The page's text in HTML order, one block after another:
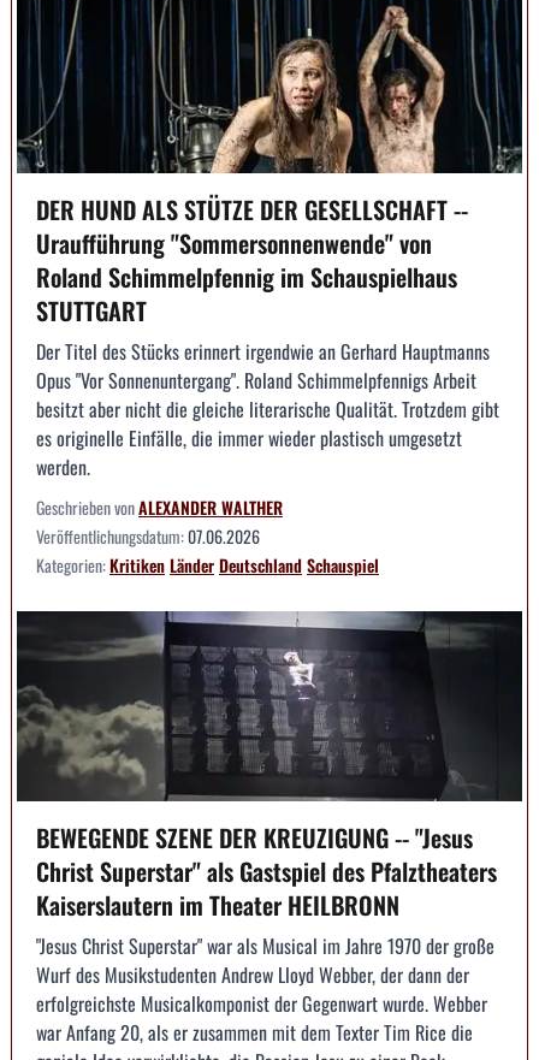
DER HUND ALS STÜTZE DER GESELLSCHAFT --
Uraufführung "Sommersonnenwende" von
Roland Schimmelpfennig im Schauspielhaus
STUTTGART
Der Titel des Stücks erinnert irgendwie an Gerhard Hauptmanns
Opus "Vor Sonnenuntergang". Roland Schimmelpfennigs Arbeit
besitzt aber nicht die gleiche literarische Qualität. Trotzdem gibt
es originelle Einfälle, die immer wieder plastisch umgesetzt
werden.
Geschrieben vonALEXANDER WALTHER
Veröffentlichungsdatum:07.06.2026
Kategorien:KritikenLänderDeutschlandSchauspiel
BEWEGENDE SZENE DER KREUZIGUNG -- "Jesus
Christ Superstar" als Gastspiel des Pfalztheaters
Kaiserslautern im Theater HEILBRONN
"Jesus Christ Superstar" war als Musical im Jahre 1970 der große
Wurf des Musikstudenten Andrew Lloyd Webber, der dann der
erfolgreichste Musicalkomponist der Gegenwart wurde. Webber
war Anfang 20, als er zusammen mit dem Texter Tim Rice die